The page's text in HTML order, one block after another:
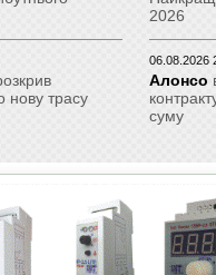
2026
нову трасу
06.08.2026
Алонсо
суму